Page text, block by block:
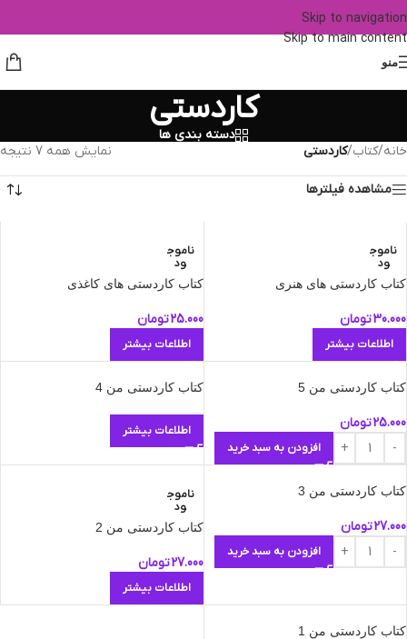
Skip to navigation
Skip to main content
منو
کاردستی
دسته بندی ها
خانه/کتاب/کاردستی نمایش همه 7 نتیجه
مشاهده فیلترها
ناموج
ود
کتاب کاردستی های هنری
30.000تومان
اطلاعات بیشتر
ناموج
ود
کتاب کاردستی های کاغذی
25.000تومان
اطلاعات بیشتر
کتاب کاردستی من 5
25.000تومان
افزودن به سبد خرید
کتاب کاردستی من 4
اطلاعات بیشتر
کتاب کاردستی من 3
27.000تومان
افزودن به سبد خرید
ناموج
ود
کتاب کاردستی من 2
27.000تومان
اطلاعات بیشتر
کتاب کاردستی من 1